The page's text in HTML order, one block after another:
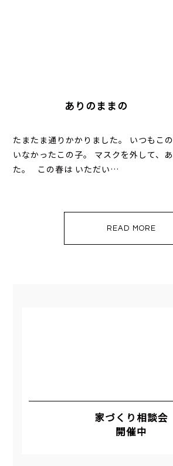
ありのままの
たまたま通りかかりました。 いつもこ
いなかったこの子。 マスクを外して、
た。 この春は いただい…
READ MORE
家づくり相談会
開催中